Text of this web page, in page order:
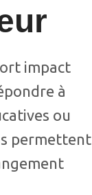
impact
à
ou
permettent